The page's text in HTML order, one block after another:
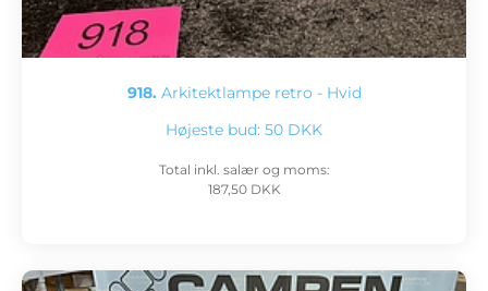
918. Arkitektlampe retro - Hvid
Højeste bud: 50 DKK
Total inkl. salær og moms:
187,50 DKK